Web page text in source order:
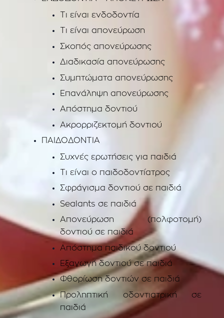
Τι είναι ενδοδοντία
Τι είναι απονεύρωση
Σκοπός απονεύρωσης
Διαδικασία απονεύρωσης
Συμπτώματα απονεύρωσης
Επανάληψη απονεύρωσης
Απόστημα δοντιού
Ακρορριζεκτομή δοντιού
ΠΑΙΔΟΔΟΝΤΙΑ
Συχνές ερωτήσεις για παιδιά
Τι είναι ο παιδοδοντίατρος
Σφράγισμα δοντιού σε παιδιά
Sealants σε παιδιά
Απονεύρωση (πολφοτομή)
δοντιού σε παιδιά
Απόστημα παιδικού δοντιού
Εξαγωγή δοντιού σε παιδιά
Φθορίωση δοντιών σε παιδιά
Προληπτική οδοντιατρική σε
παιδιά